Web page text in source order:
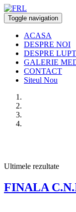
Toggle navigation
ACASA
DESPRE NOI
DESPRE
GALERIE
CONTACT
Siteul Nou
Ultimele rezultate
FINALA